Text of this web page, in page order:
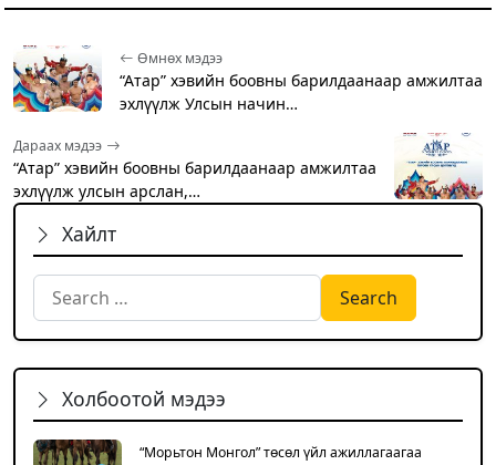
Өмнөх мэдээ
“Атар” хэвийн боовны барилдаанаар амжилтаа
эхлүүлж Улсын начин…
Дараах мэдээ
“Атар” хэвийн боовны барилдаанаар амжилтаа
эхлүүлж улсын арслан,…
Хайлт
Search for:
Холбоотой мэдээ
“Морьтон Монгол” төсөл үйл ажиллагаагаа